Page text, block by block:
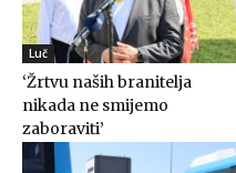
Luč
‘Žrtvu naših branitelja
nikada ne smijemo
zaboraviti’